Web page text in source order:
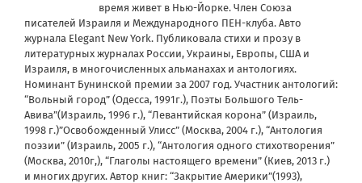
время живет в Нью-Йорке. Член Союза
писателей Израиля и Международного ПЕН-клуба. Авто
журнала Elegant New York. Публиковала стихи и прозу в
литературных журналах России, Украины, Европы, США и
Израиля, в многочисленных альманахах и антологиях.
Номинант Бунинской премии за 2007 год. Участник антологий:
“Вольный город” (Одесса, 1991г.), Поэты Большого Тель-
Авива”(Израиль, 1996 г.), “Левантийская корона” (Израиль,
1998 г.)”Освобожденный Улисс” (Москва, 2004 г.), “Антология
поэзии” (Израиль, 2005 г.), “Антология одного стихотворения”
(Москва, 2010г,), “Глаголы настоящего времени” (Киев, 2013 г.)
и многих других. Автор книг: “Закрытие Америки”(1993),